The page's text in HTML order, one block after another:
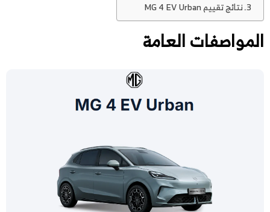
نتائج تقييم MG 4 EV Urban
المواصفات العامة